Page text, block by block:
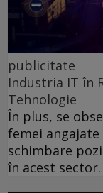
publicitate
Industria IT în
Tehnologie
În plus, se
femei angajate
schimbare
în acest sector.